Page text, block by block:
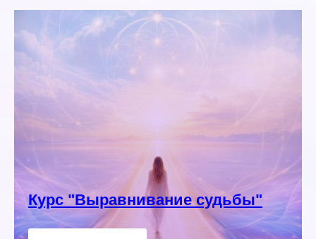
Курс "Выравнивание судьбы"